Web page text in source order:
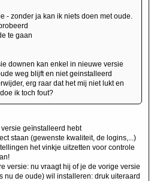
- zonder ja kan ik niets doen met oude.
te gaan
downen kan enkel in nieuwe versie
weg blijft en niet geinstalleerd
erg raar dat het mij niet lukt en
ik toch fout?
geïnstalleerd hebt
staan (gewenste kwaliteit, de logins,...)
het vinkje uitzetten voor controle
versie: nu vraagt hij of je de vorige versie
nu de oude) wil installeren: druk uiteraard